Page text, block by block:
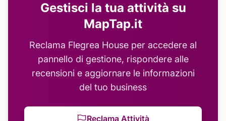
Gestisci la tua attività su
MapTap.it
Reclama Flegrea House per accedere al
pannello di gestione, rispondere alle
recensioni e aggiornare le informazioni
del tuo business
Reclama Attività